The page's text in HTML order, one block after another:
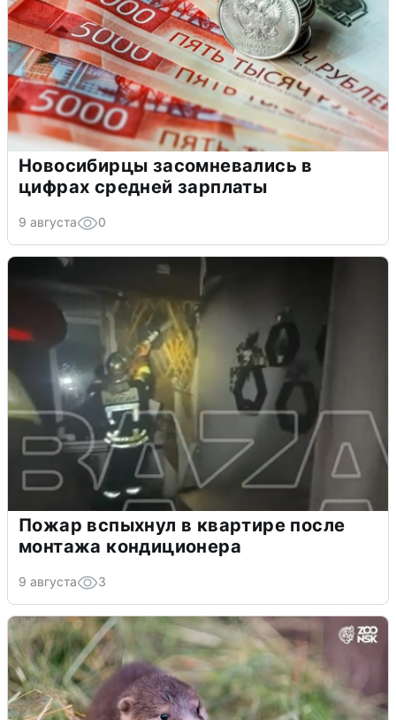
Новосибирцы засомневались в
цифрах средней зарплаты
9 августа 0
Пожар вспыхнул в квартире после
монтажа кондиционера
9 августа 3